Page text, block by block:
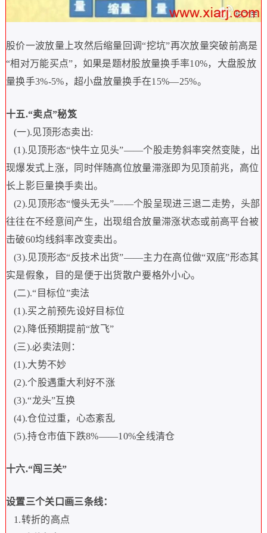
股价一波放量上攻然后缩量回调“挖坑”再次放量突破前高是
“相对万能买点”，如果是题材股放量换手率10%，大盘股放
量换手3%-5%，超小盘放量换手在15%—25%。
十五.“卖点”秘笈
(一).见顶形态卖出:
(1).见顶形态“快牛立见头”——个股走势斜率突然变陡，出
现爆发式上涨，同时伴随高位放量滞涨即为见顶前兆，高位
长上影巨量换手卖出。
(2).见顶形态“慢头无头”——个股呈现进三退二走势，头部
往往在不经意间产生，出现组合放量滞涨状态或前高平台被
击破60均线斜率改变卖出。
(3).见顶形态“反技术出货”——主力在高位做“双底”形态其
实是假象，目的是便于出货散户要格外小心。
(二).“ 目标位”卖法
(1).买之前预先设好目标位
(2). 降低预期提前“放飞”
(三).必卖法则：
(1).大势不妙
(2).个股遇重大利好不涨
(3).“龙头”互换
(4).仓位过重，心态紊乱
(5).持仓市值下跌8%——10%全线清仓
十六.“闯三关”
设置三个关口画三条线：
1.转折的高点